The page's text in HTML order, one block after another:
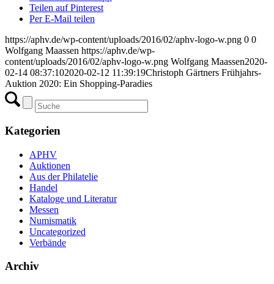
Teilen auf Pinterest
Per E-Mail teilen
https://aphv.de/wp-content/uploads/2016/02/aphv-logo-w.png 0 0
Wolfgang Maassen https://aphv.de/wp-
content/uploads/2016/02/aphv-logo-w.png Wolfgang Maassen2020-
02-14 08:37:102020-02-12 11:39:19Christoph Gärtners Frühjahrs-
Auktion 2020: Ein Shopping-Paradies
Kategorien
APHV
Auktionen
Aus der Philatelie
Handel
Kataloge und Literatur
Messen
Numismatik
Uncategorized
Verbände
Archiv